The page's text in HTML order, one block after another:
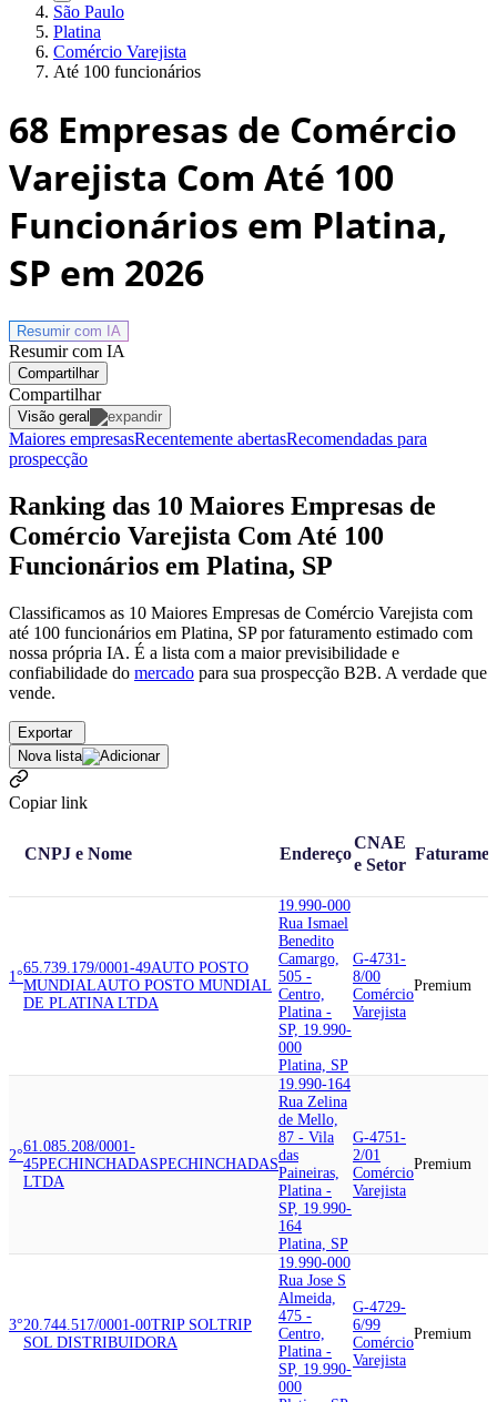
São Paulo
Platina
Comércio Varejista
Até 100 funcionários
68 Empresas de Comércio
Varejista Com Até 100
Funcionários em Platina,
SP em 2026
Resumir com IA
Resumir com IA
Compartilhar
Compartilhar
Visão geral
Maiores empresasRecentemente abertasRecomendadas para
prospecção
Ranking das 10 Maiores Empresas de
Comércio Varejista Com Até 100
Funcionários em Platina, SP
Classificamos as 10 Maiores Empresas de Comércio Varejista com
até 100 funcionários em Platina, SP por faturamento estimado com
nossa própria IA. É a lista com a maior previsibilidade e
confiabilidade do mercado para sua prospecção B2B. A verdade que
vende.
Exportar
Nova lista
Copiar link
CNPJ e Nome Endereço
CNAE
e Setor
1°
65.739.179/0001-49AUTO POSTO
MUNDIALAUTO POSTO MUNDIAL
DE PLATINA LTDA
19.990-000
Rua Ismael
Benedito
Camargo,
505 -
Centro,
Platina -
SP, 19.990-
000
Platina, SP
G-4731-
8/00
Comércio
Varejista
Premium
2°
61.085.208/0001-
45PECHINCHADASPECHINCHADAS
LTDA
19.990-164
Rua Zelina
de Mello,
87 - Vila
das
Paineiras,
Platina -
SP, 19.990-
164
Platina, SP
G-4751-
2/01
Comércio
Varejista
Premium
3°20.744.517/0001-00TRIP SOLTRIP
SOL DISTRIBUIDORA
19.990-000
Rua Jose S
Almeida,
475 -
Centro,
Platina -
SP, 19.990-
000
G-4729-
6/99
Comércio
Varejista
Premium